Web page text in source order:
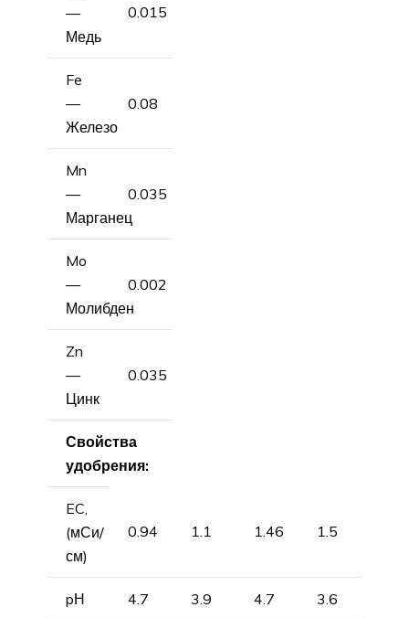
—
Медь
0.015
Fe
—
Железо
0.08
Mn
—
Марганец
0.035
Mo
—
Молибден
0.002
Zn
—
Цинк
0.035
Свойства
удобрения:
EC,
(мСи/
см)
0.94 1.1 1.46 1.5
pН 4.7 3.9 4.7 3.6